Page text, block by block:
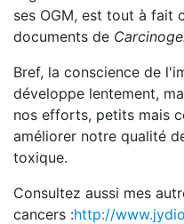
ses OGM, est tout à fait
documents de
Bref, la conscience de
développe lentement,
nos efforts, petits mais
améliorer notre qualité
toxique.
Consultez aussi mes
cancers :http://